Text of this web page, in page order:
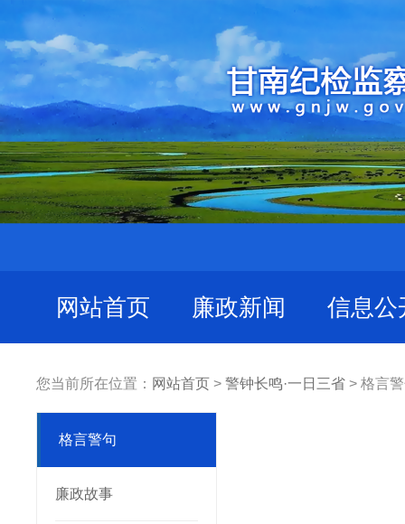
网站首页 廉政新闻 信息公
您当前所在位置： 网站首页 > 警钟长鸣·一日三省 > 格言
格言警句
廉政故事